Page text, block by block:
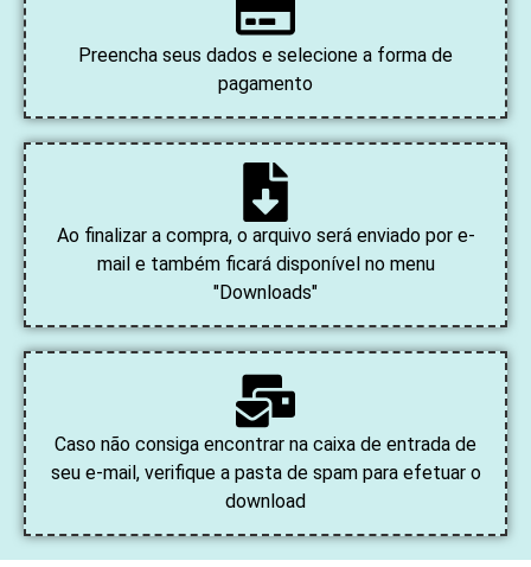
Preencha seus dados e selecione a forma de
pagamento
Ao finalizar a compra, o arquivo será enviado por e-
mail e também ficará disponível no menu
"Downloads"
Caso não consiga encontrar na caixa de entrada de
seu e-mail, verifique a pasta de spam para efetuar o
download